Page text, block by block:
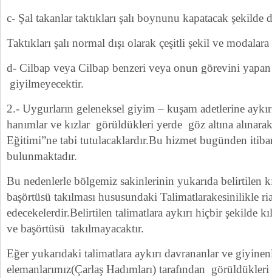
c- Şal takanlar taktıkları şalı boynunu kapatacak şekilde
Taktıkları şalı normal dışı olarak çeşitli şekil ve
d- Cilbap veya Cilbap benzeri veya onun görevini yapan
giyilmeyecektir.
2.- Uygurların geleneksel giyim – kuşam adetlerine
hanımlar ve kızlar görüldükleri yerde göz altına
Eğitimi”ne tabi tutulacaklardır.Bu hizmet bugünden
bulunmaktadır.
Bu nedenlerle bölgemiz sakinlerinin yukarıda belirtilen
başörtüsü takılması hususundaki Talimatlarakesinilikle
edecekelerdir.Belirtilen talimatlara aykırı hiçbir şekilde
ve başörtüsü takılmayacaktır.
Eğer yukarıdaki talimatlara aykırı davrananlar ve
elemanlarımız(Çarlaş Hadımları) tarafından görüldükleri